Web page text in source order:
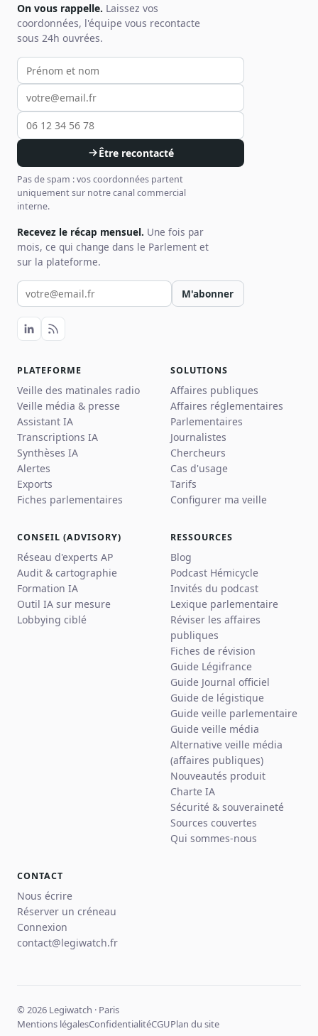
On vous rappelle. Laissez vos
coordonnées, l'équipe vous recontacte
sous 24h ouvrées.
Votre prénom et nom
Votre email
Votre téléphone
Être recontacté
Pas de spam : vos coordonnées partent
uniquement sur notre canal commercial
interne.
Recevez le récap mensuel. Une fois par
mois, ce qui change dans le Parlement et
sur la plateforme.
Votre email pour la newsletter
M'abonner
PLATEFORME
Veille des matinales radio
Veille média & presse
Assistant IA
Transcriptions IA
Synthèses IA
Alertes
Exports
Fiches parlementaires
SOLUTIONS
Affaires publiques
Affaires réglementaires
Parlementaires
Journalistes
Chercheurs
Cas d'usage
Tarifs
Configurer ma veille
CONSEIL (ADVISORY)
Réseau d'experts AP
Audit & cartographie
Formation IA
Outil IA sur mesure
Lobbying ciblé
RESSOURCES
Blog
Podcast Hémicycle
Invités du podcast
Lexique parlementaire
Réviser les affaires
publiques
Fiches de révision
Guide Légifrance
Guide Journal officiel
Guide de légistique
Guide veille parlementaire
Guide veille média
Alternative veille média
(affaires publiques)
Nouveautés produit
Charte IA
Sécurité & souveraineté
Sources couvertes
Qui sommes-nous
CONTACT
Nous écrire
Réserver un créneau
Connexion
contact@legiwatch.fr
© 2026 Legiwatch · Paris
Mentions légalesConfidentialitéCGUPlan du site